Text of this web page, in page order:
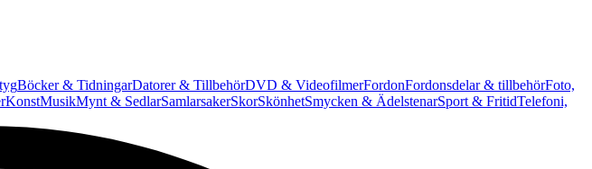
Böcker & TidningarDatorer & TillbehörDVD & VideofilmerFordonFordonsdelar & tillbehörFoto,
KonstMusikMynt & SedlarSamlarsakerSkorSkönhetSmycken & ÄdelstenarSport & FritidTelefoni,